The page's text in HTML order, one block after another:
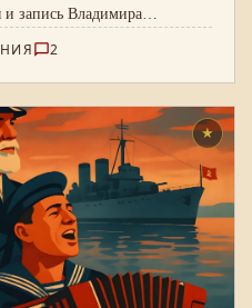
и запись Владимира
2
★